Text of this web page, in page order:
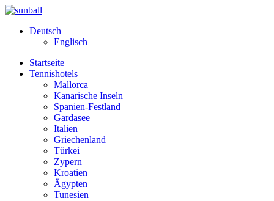
Deutsch
Englisch
Startseite
Tennishotels
Mallorca
Kanarische Inseln
Spanien-Festland
Gardasee
Italien
Griechenland
Türkei
Zypern
Kroatien
Ägypten
Tunesien